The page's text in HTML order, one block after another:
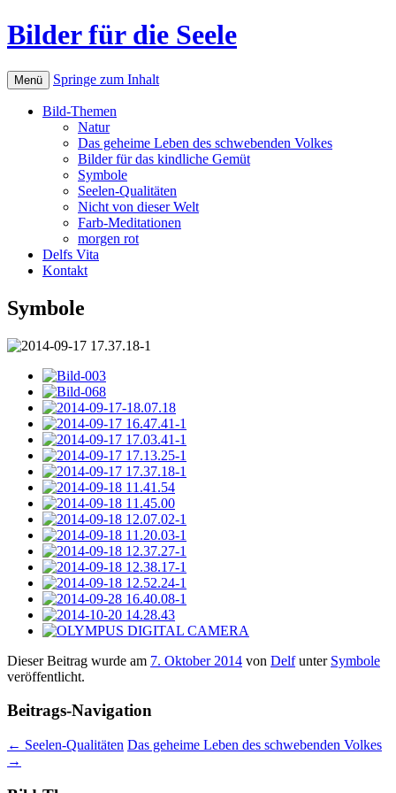
Bilder für die Seele
Menü Springe zum Inhalt
Bild-Themen
Natur
Das geheime Leben des schwebenden Volkes
Bilder für das kindliche Gemüt
Symbole
Seelen-Qualitäten
Nicht von dieser Welt
Farb-Meditationen
morgen rot
Delfs Vita
Kontakt
Symbole
Dieser Beitrag wurde am 7. Oktober 2014 von Delfunter Symbole
veröffentlicht.
Beitrags-Navigation
← Seelen-Qualitäten Das geheime Leben des schwebenden Volkes
→